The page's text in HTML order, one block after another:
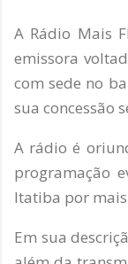
A Rádio Mais
emissora
com sede no
sua concessão
A rádio é
programação
Itatiba por mais
Em sua